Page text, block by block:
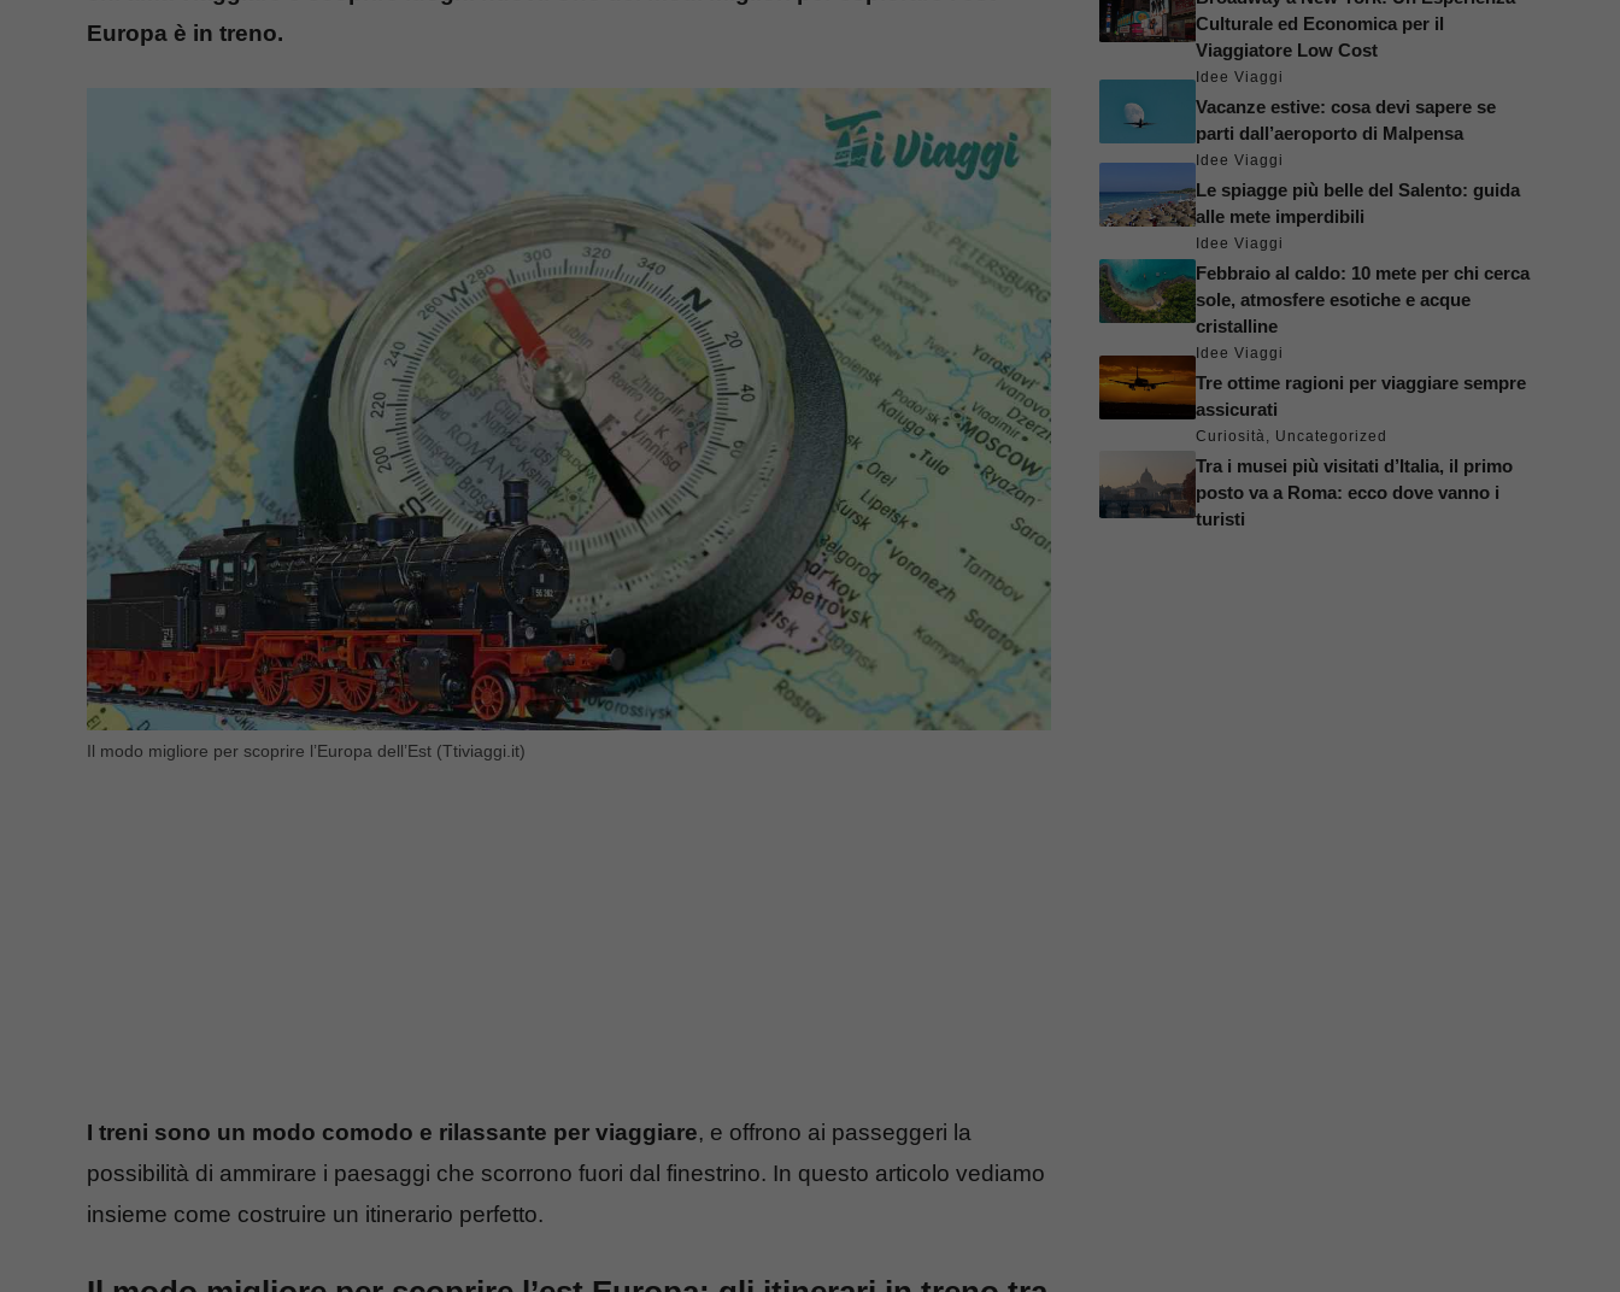
Europa è in treno.
Il modo migliore per scoprire l’Europa dell’Est (Ttiviaggi.it)
I treni sono un modo comodo e rilassante per viaggiare, e offrono ai passeggeri la
possibilità di ammirare i paesaggi che scorrono fuori dal finestrino. In questo articolo vediamo
insieme come costruire un itinerario perfetto.
Culturale ed Economica per il
Viaggiatore Low Cost
Idee Viaggi
Vacanze estive: cosa devi sapere se
parti dall’aeroporto di Malpensa
Idee Viaggi
Le spiagge più belle del Salento: guida
alle mete imperdibili
Idee Viaggi
Febbraio al caldo: 10 mete per chi cerca
sole, atmosfere esotiche e acque
cristalline
Idee Viaggi
Tre ottime ragioni per viaggiare sempre
assicurati
Curiosità, Uncategorized
Tra i musei più visitati d’Italia, il primo
posto va a Roma: ecco dove vanno i
turisti